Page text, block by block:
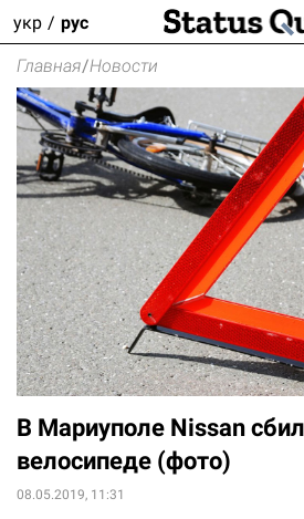
укр рус
Главная/Новости
В Мариуполе Nissan
велосипеде (фото)
08.05.2019, 11:31